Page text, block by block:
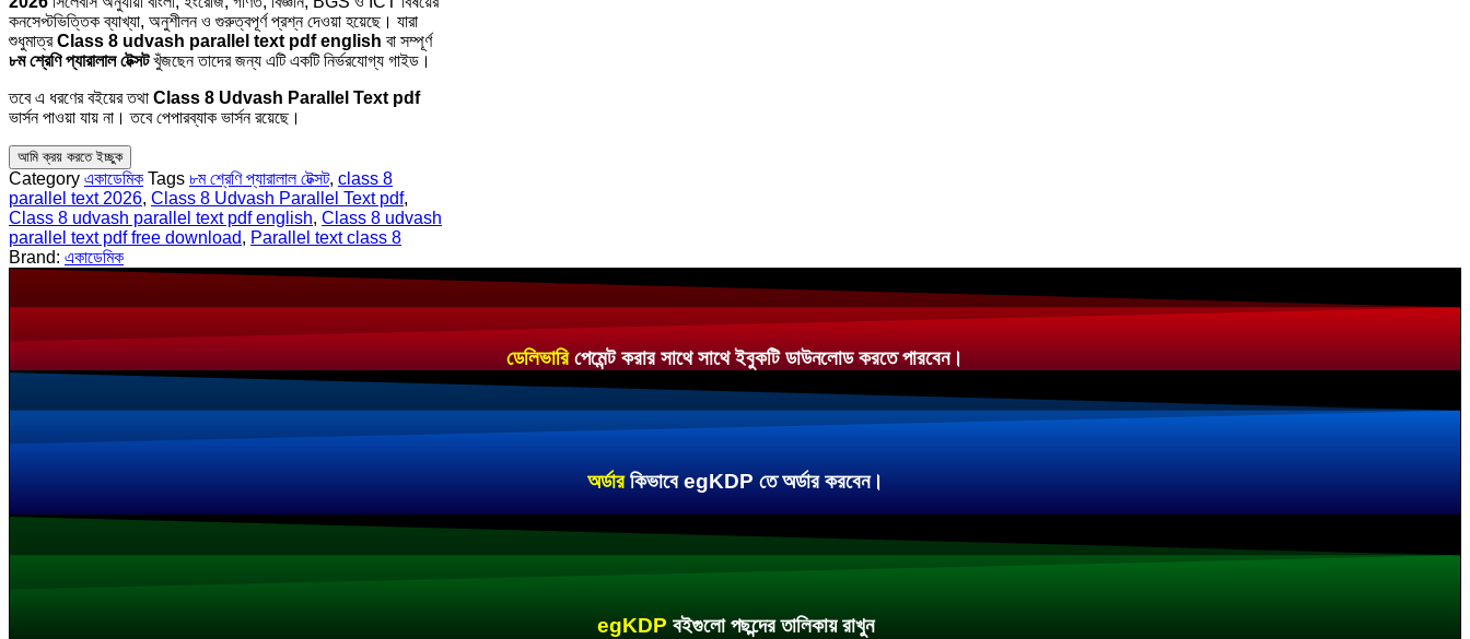
কনসেপ্টভিত্তিক ব্যাখ্যা, অনুশীলন ও গুরুত্বপূর্ণ প্রশ্ন দেওয়া হয়েছে। যারা
শুধুমাত্রClass 8 udvash parallel text pdf english বা সম্পূর্ণ
৮ম শ্রেণি প্যারালাল টেক্সটখুঁজছেন তাদের জন্য এটি একটি নির্ভরযোগ্য গাইড।
তবে এ ধরণের বইয়ের তথা Class 8 Udvash Parallel Text pdf
ভার্সন পাওয়া যায় না। তবে পেপারব্যাক ভার্সন রয়েছে।
আমি ক্রয় করতে ইচ্ছুক
Category একাডেমিক Tags ৮ম শ্রেণি প্যারালাল টেক্সট, class 8
parallel text 2026, Class 8 Udvash Parallel Text pdf,
Class 8 udvash parallel text pdf english, Class 8 udvash
parallel text pdf free download, Parallel text class 8
Brand: একাডেমিক
ডেলিভারি পেমেন্ট করার সাথে সাথে ইবুকটি ডাউনলোড করতে পারবেন।
অর্ডার কিভাবে egKDP তে অর্ডার করবেন।
egKDP বইগুলো পছন্দের তালিকায় রাখুন